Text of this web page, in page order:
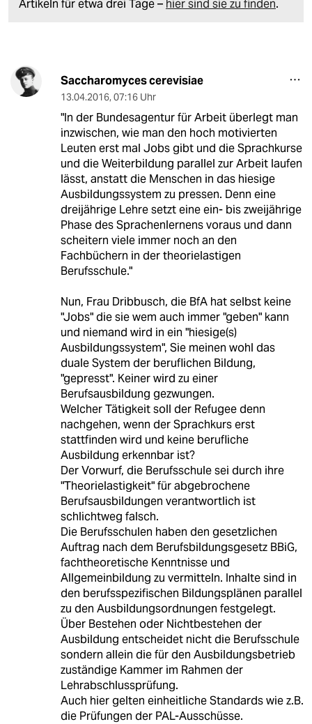
Artikeln für etwa drei Tage – hier sind sie zu finden.
Saccharomyces cerevisiae
13.04.2016, 07:16 Uhr
"In der Bundesagentur für Arbeit überlegt man
inzwischen, wie man den hoch motivierten
Leuten erst mal Jobs gibt und die Sprachkurse
und die Weiterbildung parallel zur Arbeit laufen
lässt, anstatt die Menschen in das hiesige
Ausbildungssystem zu pressen. Denn eine
dreijährige Lehre setzt eine ein- bis zweijährige
Phase des Sprachenlernens voraus und dann
scheitern viele immer noch an den
Fachbüchern in der theorielastigen
Berufsschule."
Nun, Frau Dribbusch, die BfA hat selbst keine
"Jobs" die sie wem auch immer "geben" kann
und niemand wird in ein "hiesige(s)
Ausbildungssystem", Sie meinen wohl das
duale System der beruflichen Bildung,
"gepresst". Keiner wird zu einer
Berufsausbildung gezwungen.
Welcher Tätigkeit soll der Refugee denn
nachgehen, wenn der Sprachkurs erst
stattfinden wird und keine berufliche
Ausbildung erkennbar ist?
Der Vorwurf, die Berufsschule sei durch ihre
"Theorielastigkeit" für abgebrochene
Berufsausbildungen verantwortlich ist
schlichtweg falsch.
Die Berufsschulen haben den gesetzlichen
Auftrag nach dem Berufsbildungsgesetz BBiG,
fachtheoretische Kenntnisse und
Allgemeinbildung zu vermitteln. Inhalte sind in
den berufsspezifischen Bildungsplänen parallel
zu den Ausbildungsordnungen festgelegt.
Über Bestehen oder Nichtbestehen der
Ausbildung entscheidet nicht die Berufsschule
sondern allein die für den Ausbildungsbetrieb
zuständige Kammer im Rahmen der
Lehrabschlussprüfung.
Auch hier gelten einheitliche Standards wie z.B.
die Prüfungen der PAL-Ausschüsse.